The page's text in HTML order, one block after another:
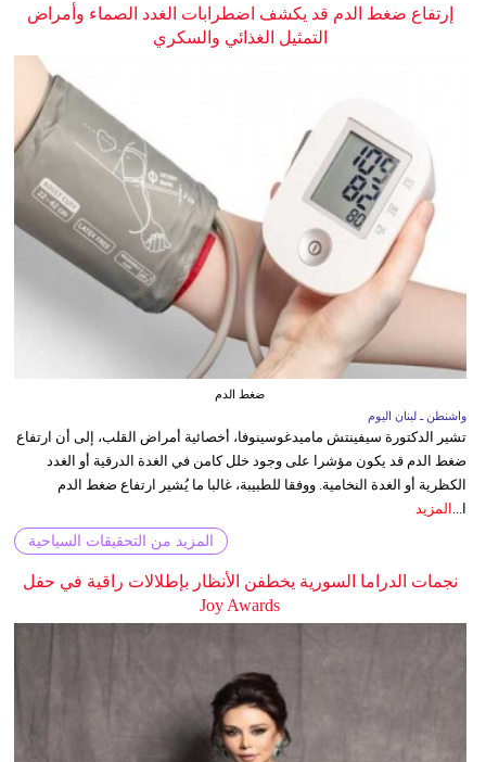
إرتفاع ضغط الدم قد يكشف اضطرابات الغدد الصماء وأمراض
التمثيل الغذائي والسكري
ضغط الدم
واشنطن ـ لبنان اليوم
تشير الدكتورة سيفينتش ماميدغوسينوفا، أخصائية أمراض القلب، إلى أن ارتفاع
ضغط الدم قد يكون مؤشرا على وجود خلل كامن في الغدة الدرقية أو الغدد
الكظرية أو الغدة النخامية. ووفقا للطبيبة، غالبا ما يُشير ارتفاع ضغط الدم
ا... المزيد
المزيد من التحقيقات السياحية
نجمات الدراما السورية يخطفن الأنظار بإطلالات راقية في حفل
Joy Awards